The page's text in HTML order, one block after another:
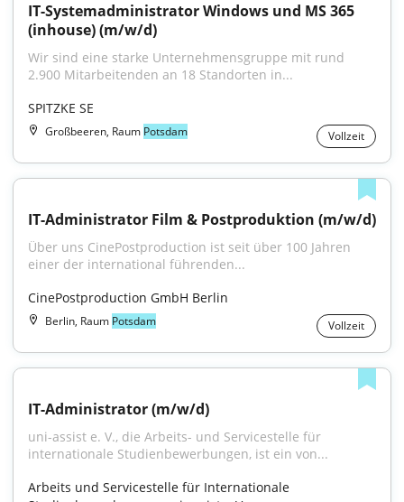
IT-Systemadministrator Windows und MS 365
(inhouse) (m/w/d)
Wir sind eine starke Unternehmensgruppe mit rund
2.900 Mitarbeitenden an 18 Standorten in...
SPITZKE SE
Großbeeren, Raum Potsdam Vollzeit
IT-Administrator Film & Postproduktion (m/w/d)
Über uns CinePostproduction ist seit über 100 Jahren
einer der international führenden...
CinePostproduction GmbH Berlin
Berlin, Raum Potsdam Vollzeit
IT-Administrator (m/w/d)
uni-assist e. V., die Arbeits- und Servicestelle für
internationale Studienbewerbungen, ist ein von...
Arbeits und Servicestelle für Internationale